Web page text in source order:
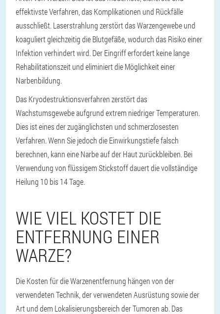
effektivste Verfahren, das Komplikationen und Rückfälle
ausschließt. Laserstrahlung zerstört das Warzengewebe und
koaguliert gleichzeitig die Blutgefäße, wodurch das Risiko einer
Infektion verhindert wird. Der Eingriff erfordert keine lange
Rehabilitationszeit und eliminiert die Möglichkeit einer
Narbenbildung.
Das Kryodestruktionsverfahren zerstört das
Wachstumsgewebe aufgrund extrem niedriger Temperaturen.
Dies ist eines der zugänglichsten und schmerzlosesten
Verfahren. Wenn Sie jedoch die Einwirkungstiefe falsch
berechnen, kann eine Narbe auf der Haut zurückbleiben. Bei
Verwendung von flüssigem Stickstoff dauert die vollständige
Heilung 10 bis 14 Tage.
WIE VIEL KOSTET DIE
ENTFERNUNG EINER
WARZE?
Die Kosten für die Warzenentfernung hängen von der
verwendeten Technik, der verwendeten Ausrüstung sowie der
Art und dem Lokalisierungsbereich der Tumoren ab. Das